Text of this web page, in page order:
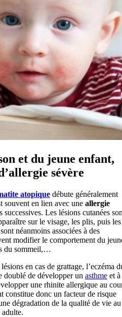
et du jeune enfant,
sévère
atopiquedébute généralement
souvent en lien avec une allergie
successives. Les lésions cutanées
sur le visage, les plis, puis les
néanmoins associées à des
modifier le comportement du
du sommeil,…
en cas de grattage, l’eczéma
doublé de développer un asthmeet à
une rhinite allergique au
constitue donc un facteur de risque
dégradation de la qualité de vie au
adulte.